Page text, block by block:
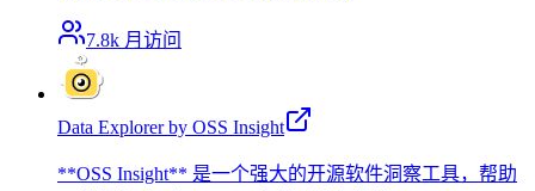
7.8k 月访问
Data Explorer by OSS Insight
**OSS Insight** 是一个强大的开源软件洞察工具，帮助